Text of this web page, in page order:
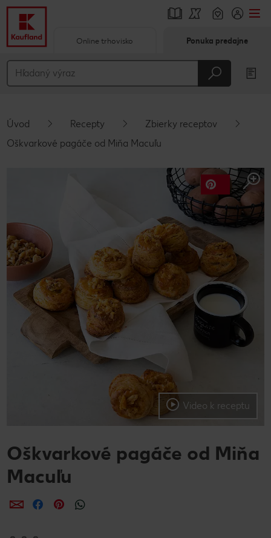
Hlavný obsah
Vyskakovací bočný panel
Online trhovisko Ponuka predajne
Úvod Recepty
Zbierky receptov
Oškvarkové pagáče od Miňa Macuľu
Video k receptu
Oškvarkové pagáče od Miňa
Macuľu
ZdieľaťZdieľaťZdieľať